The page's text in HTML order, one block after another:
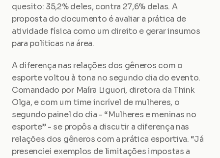
quesito: 35,2% deles, contra 27,6% delas. A
proposta do documento é avaliar a prática de
atividade física como um direito e gerar insumos
para políticas na área.
A diferença nas relações dos gêneros com o
esporte voltou à tona no segundo dia do evento.
Comandado por Maíra Liguori, diretora da Think
Olga, e com um time incrível de mulheres, o
segundo painel do dia - “Mulheres e meninas no
esporte” - se propôs a discutir a diferença nas
relações dos gêneros com a prática esportiva. “Já
presenciei exemplos de limitações impostas a